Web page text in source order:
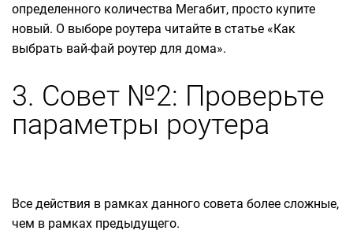
определенного количества Мегабит, просто купите
новый. О выборе роутера читайте в статье «Как
выбрать вай-фай роутер для дома».
3. Совет №2: Проверьте
параметры роутера
Все действия в рамках данного совета более сложные,
чем в рамках предыдущего.